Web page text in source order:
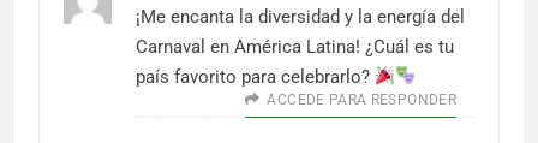
¡Me encanta la diversidad y la energía del
Carnaval en América Latina! ¿Cuál es tu
país favorito para celebrarlo?
ACCEDE PARA RESPONDER